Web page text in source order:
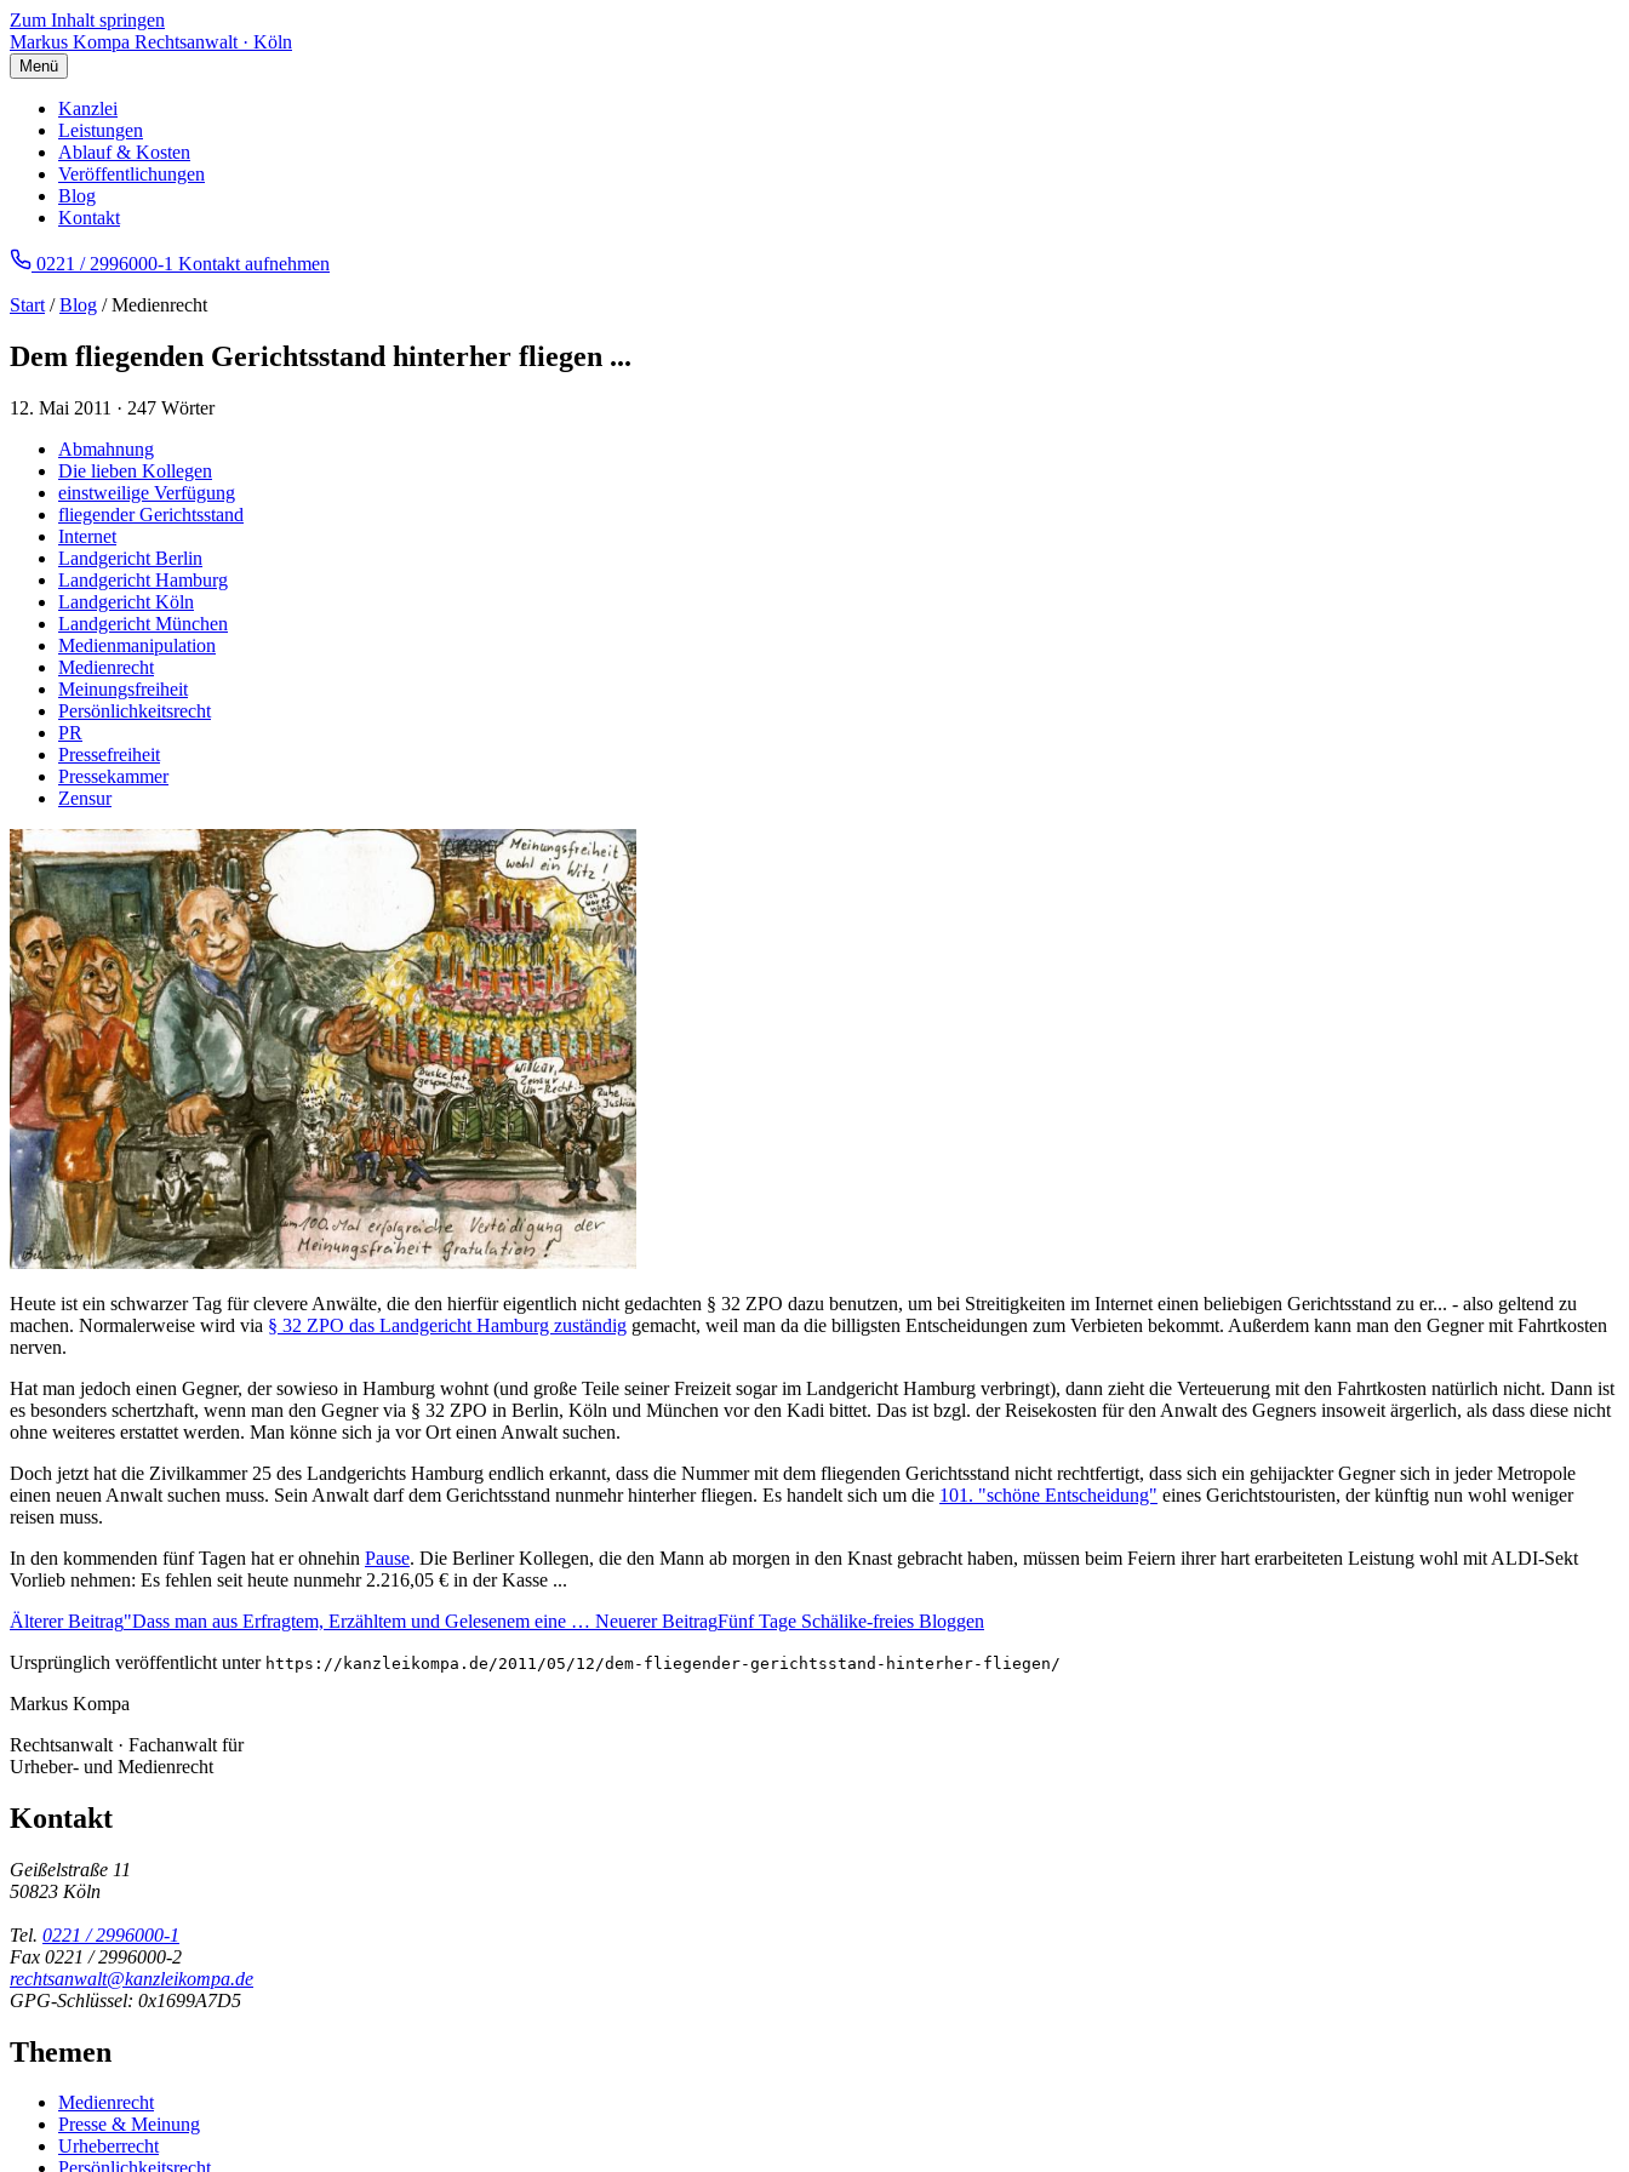
Zum Inhalt springen
Markus Kompa Rechtsanwalt · Köln
Menü
Kanzlei
Leistungen
Ablauf & Kosten
Veröffentlichungen
Blog
Kontakt
0221 / 2996000-1 Kontakt aufnehmen
Start /Blog / Medienrecht
Dem fliegenden Gerichtsstand hinterher fliegen ...
12. Mai 2011 · 247 Wörter
Abmahnung
Die lieben Kollegen
einstweilige Verfügung
fliegender Gerichtsstand
Internet
Landgericht Berlin
Landgericht Hamburg
Landgericht Köln
Landgericht München
Medienmanipulation
Medienrecht
Meinungsfreiheit
Persönlichkeitsrecht
PR
Pressefreiheit
Pressekammer
Zensur
Heute ist ein schwarzer Tag für clevere Anwälte, die den hierfür eigentlich nicht gedachten § 32 ZPO dazu benutzen, um bei Streitigkeiten im Internet einen beliebigen Gerichtsstand zu er... - also geltend zu
machen. Normalerweise wird via § 32 ZPO das Landgericht Hamburg zuständig gemacht, weil man da die billigsten Entscheidungen zum Verbieten bekommt. Außerdem kann man den Gegner mit Fahrtkosten
nerven.
Hat man jedoch einen Gegner, der sowieso in Hamburg wohnt (und große Teile seiner Freizeit sogar im Landgericht Hamburg verbringt), dann zieht die Verteuerung mit den Fahrtkosten natürlich nicht. Dann ist
es besonders schertzhaft, wenn man den Gegner via § 32 ZPO in Berlin, Köln und München vor den Kadi bittet. Das ist bzgl. der Reisekosten für den Anwalt des Gegners insoweit ärgerlich, als dass diese nicht
ohne weiteres erstattet werden. Man könne sich ja vor Ort einen Anwalt suchen.
Doch jetzt hat die Zivilkammer 25 des Landgerichts Hamburg endlich erkannt, dass die Nummer mit dem fliegenden Gerichtsstand nicht rechtfertigt, dass sich ein gehijackter Gegner sich in jeder Metropole
einen neuen Anwalt suchen muss. Sein Anwalt darf dem Gerichtsstand nunmehr hinterher fliegen. Es handelt sich um die 101. "schöne Entscheidung" eines Gerichtstouristen, der künftig nun wohl weniger
reisen muss.
In den kommenden fünf Tagen hat er ohnehin Pause. Die Berliner Kollegen, die den Mann ab morgen in den Knast gebracht haben, müssen beim Feiern ihrer hart erarbeiteten Leistung wohl mit ALDI-Sekt
Vorlieb nehmen: Es fehlen seit heute nunmehr 2.216,05 € in der Kasse ...
Älterer Beitrag"Dass man aus Erfragtem, Erzähltem und Gelesenem eine … Neuerer BeitragFünf Tage Schälike-freies Bloggen
Ursprünglich veröffentlicht unter https://kanzleikompa.de/2011/05/12/dem-fliegender-gerichtsstand-hinterher-fliegen/
Markus Kompa
Rechtsanwalt · Fachanwalt für
Urheber- und Medienrecht
Kontakt
Geißelstraße 11
50823 Köln
Tel. 0221 / 2996000-1
Fax 0221 / 2996000-2
rechtsanwalt@kanzleikompa.de
GPG-Schlüssel: 0x1699A7D5
Themen
Medienrecht
Presse & Meinung
Urheberrecht